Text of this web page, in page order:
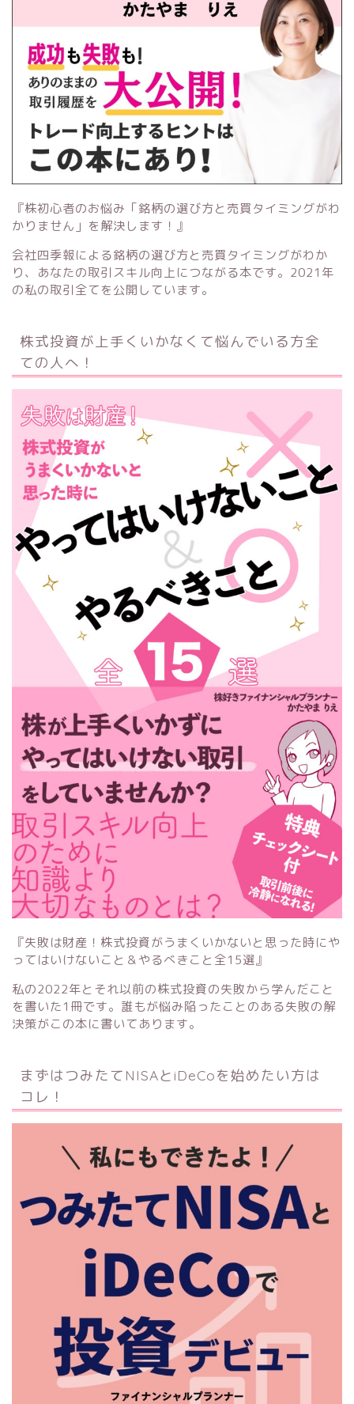
『株初心者のお悩み「銘柄の選び方と売買タイミングがわ
かりません」を解決します！』
会社四季報による銘柄の選び方と売買タイミングがわか
り、あなたの取引スキル向上につながる本です。2021年
の私の取引全てを公開しています。
株式投資が上手くいかなくて悩んでいる方全
ての人へ！
『失敗は財産！株式投資がうまくいかないと思った時にや
ってはいけないこと＆やるべきこと全15選』
私の2022年とそれ以前の株式投資の失敗から学んだこと
を書いた1冊です。誰もが悩み陥ったことのある失敗の解
決策がこの本に書いてあります。
まずはつみたてNISAとiDeCoを始めたい方は
コレ！